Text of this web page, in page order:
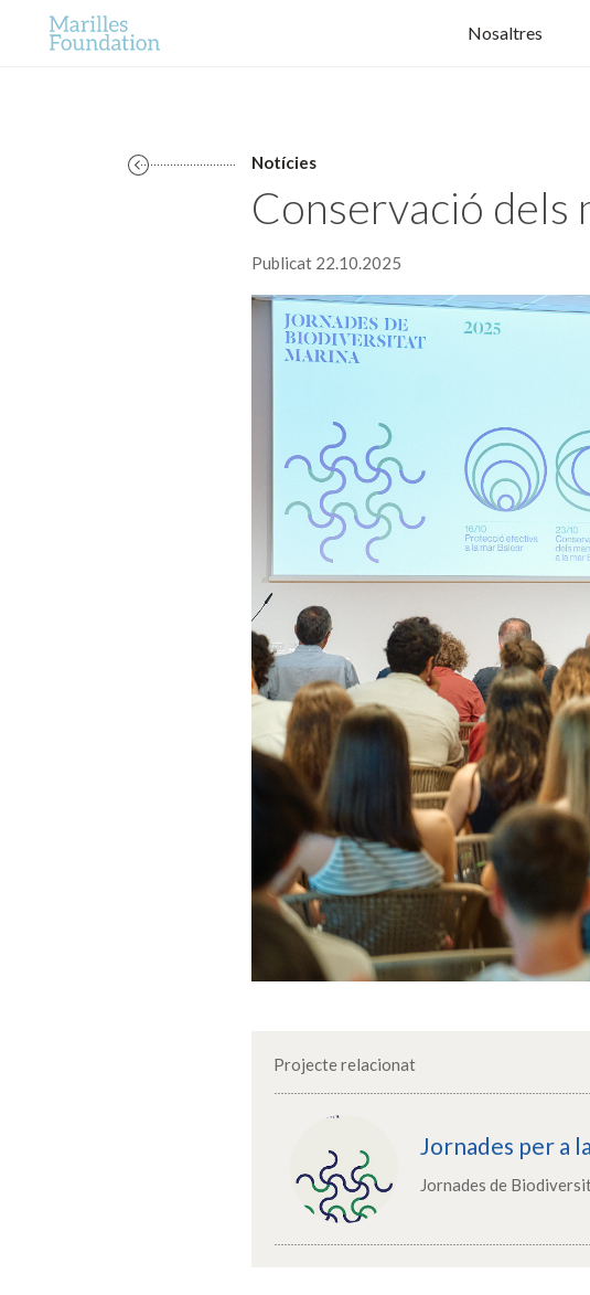
Nosaltres
Notícies
Conservació dels
Publicat 22.10.2025
Projecte relacionat
Jornades per a
Jornades de